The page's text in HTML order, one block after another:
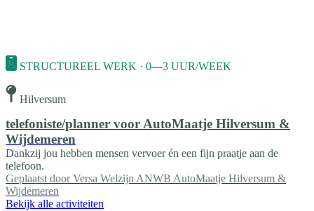
STRUCTUREEL WERK · 0—3 UUR/WEEK
Hilversum
telefoniste/planner voor AutoMaatje Hilversum &
Wijdemeren
Dankzij jou hebben mensen vervoer én een fijn praatje aan de
telefoon.
Geplaatst door Versa Welzijn ANWB AutoMaatje Hilversum &
Wijdemeren
Bekijk alle activiteiten